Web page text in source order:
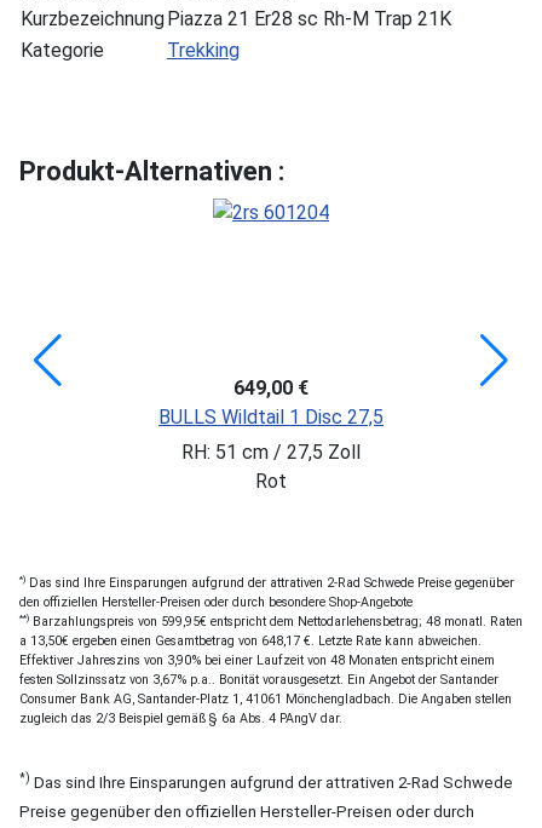
KurzbezeichnungPiazza 21 Er28 sc Rh-M Trap 21K
Kategorie
Trekking
Produkt-Alternativen :
649,00 €
BULLS Wildtail 1 Disc 27,5
RH: 51 cm / 27,5 Zoll
Rot
*) Das sind Ihre Einsparungen aufgrund der attrativen 2-Rad Schwede Preise gegenüber
den offiziellen Hersteller-Preisen oder durch besondere Shop-Angebote
**) Barzahlungspreis von 599,95€ entspricht dem Nettodarlehensbetrag; 48 monatl. Raten
a 13,50€ ergeben einen Gesamtbetrag von 648,17 €. Letzte Rate kann abweichen.
Effektiver Jahreszins von 3,90% bei einer Laufzeit von 48 Monaten entspricht einem
festen Sollzinssatz von 3,67% p.a.. Bonität vorausgesetzt. Ein Angebot der Santander
Consumer Bank AG, Santander-Platz 1, 41061 Mönchengladbach. Die Angaben stellen
zugleich das 2/3 Beispiel gemäß § 6a Abs. 4 PAngV dar.
*) Das sind Ihre Einsparungen aufgrund der attrativen 2-Rad Schwede
Preise gegenüber den offiziellen Hersteller-Preisen oder durch